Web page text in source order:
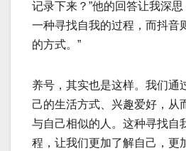
记录下来？”他的回答让我深
一种寻找自我的过程，而抖音
的方式。”
养号，其实也是这样。我们通
己的生活方式、兴趣爱好，从
与自己相似的人。这种寻找自
程，让我们更加了解自己，更